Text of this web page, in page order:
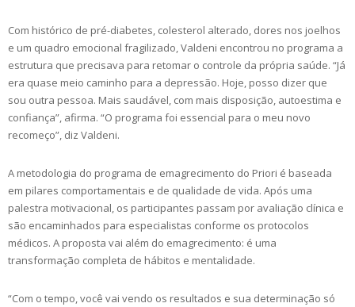
Com histórico de pré-diabetes, colesterol alterado, dores nos joelhos
e um quadro emocional fragilizado, Valdeni encontrou no programa a
estrutura que precisava para retomar o controle da própria saúde. “Já
era quase meio caminho para a depressão. Hoje, posso dizer que
sou outra pessoa. Mais saudável, com mais disposição, autoestima e
confiança”, afirma. “O programa foi essencial para o meu novo
recomeço”, diz Valdeni.
A metodologia do programa de emagrecimento do Priori é baseada
em pilares comportamentais e de qualidade de vida. Após uma
palestra motivacional, os participantes passam por avaliação clínica e
são encaminhados para especialistas conforme os protocolos
médicos. A proposta vai além do emagrecimento: é uma
transformação completa de hábitos e mentalidade.
“Com o tempo, você vai vendo os resultados e sua determinação só